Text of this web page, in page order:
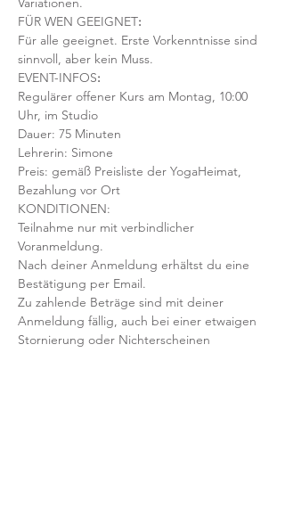
FÜR WEN GEEIGNET:
Für alle geeignet. Erste Vorkenntnisse sind
sinnvoll, aber kein Muss.
EVENT-INFOS:
Regulärer offener Kurs am Montag, 10:00
Uhr, im Studio
Dauer: 75 Minuten
Lehrerin: Simone
Preis: gemäß Preisliste der YogaHeimat,
Bezahlung vor Ort
KONDITIONEN:
Teilnahme nur mit verbindlicher
Voranmeldung.
Nach deiner Anmeldung erhältst du eine
Bestätigung per Email.
Zu zahlende Beträge sind mit deiner
Anmeldung fällig, auch bei einer etwaigen
Stornierung oder Nichterscheinen